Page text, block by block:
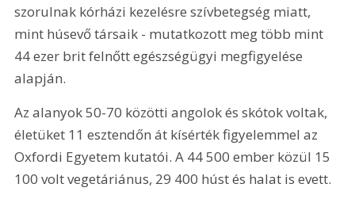
szorulnak kórházi kezelésre szívbetegség miatt,
mint húsevő társaik - mutatkozott meg több mint
44 ezer brit felnőtt egészségügyi megfigyelése
alapján.
Az alanyok 50-70 közötti angolok és skótok voltak,
életüket 11 esztendőn át kísérték figyelemmel az
Oxfordi Egyetem kutatói. A 44 500 ember közül 15
100 volt vegetáriánus, 29 400 húst és halat is evett.